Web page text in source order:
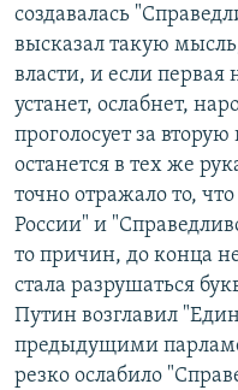
создавалась
высказал такую
власти, и если первая
устанет, ослабнет,
проголосует за
останется в тех же
точно отражало то,
России" и
то причин, до конца
стала разрушаться
Путин возглавил
предыдущими
резко ослабило